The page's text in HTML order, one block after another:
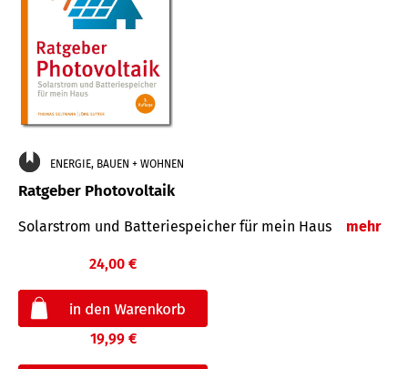
ENERGIE, BAUEN + WOHNEN
Ratgeber Photovoltaik
Solarstrom und Batteriespeicher für mein Haus mehr
24,00 €
19,99 €